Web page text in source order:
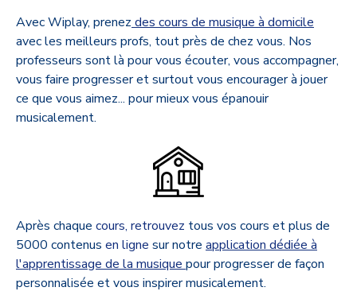
Avec Wiplay, prenez des cours de musique à domicile
avec les meilleurs profs, tout près de chez vous. Nos
professeurs sont là pour vous écouter, vous accompagner,
vous faire progresser et surtout vous encourager à jouer
ce que vous aimez... pour mieux vous épanouir
musicalement.
Après chaque cours, retrouvez tous vos cours et plus de
5000 contenus en ligne sur notre application dédiée à
l'apprentissage de la musique pour progresser de façon
personnalisée et vous inspirer musicalement.